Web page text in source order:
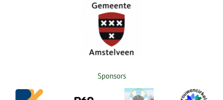
Sponsors